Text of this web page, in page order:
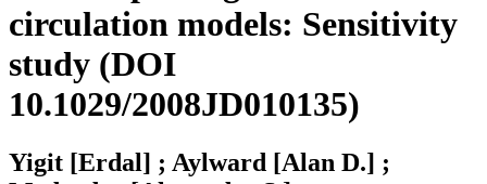
circulation models: Sensitivity
study (DOI
10.1029/2008JD010135)
Yigit [Erdal] ; Aylward [Alan D.] ;